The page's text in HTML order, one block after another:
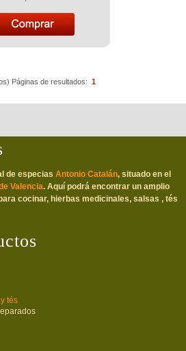
Páginas de resultados: 1
de especias Antonio Catalán, situado en el
Valencia. Aquí podrá encontrar un amplio
cocinar, hierbas medicinales, salsas , tés
tés